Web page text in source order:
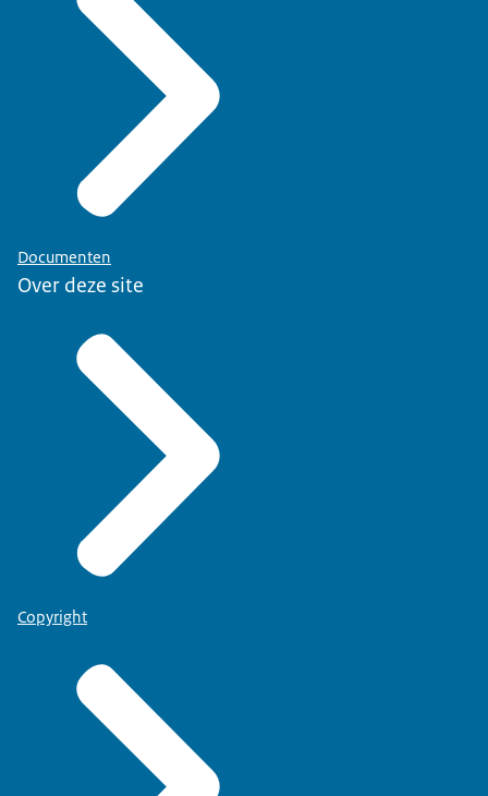
Documenten
Over deze site
Copyright